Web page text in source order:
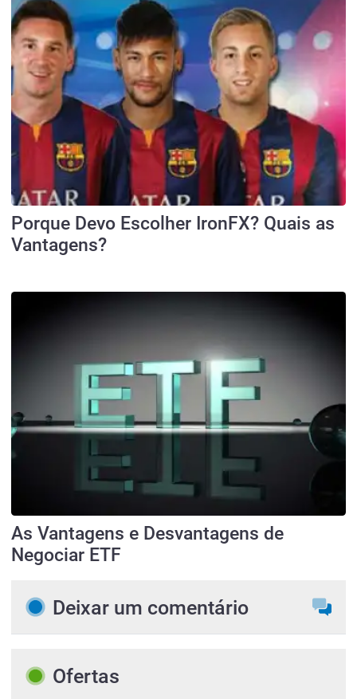
Porque Devo Escolher IronFX? Quais as
Vantagens?
As Vantagens e Desvantagens de
Negociar ETF
Deixar um comentário
Ofertas